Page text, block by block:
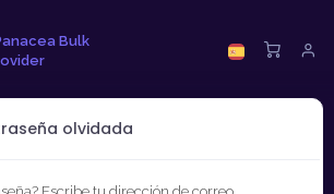
Bulk
olvidada